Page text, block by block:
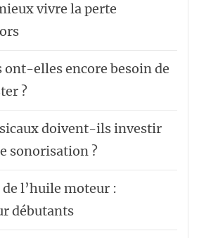
vivre la perte
ont-elles encore besoin de
?
doivent-ils investir
sonorisation ?
l’huile moteur :
débutants